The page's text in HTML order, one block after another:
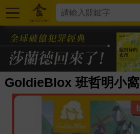
GoldieBlox 班哲明小窩